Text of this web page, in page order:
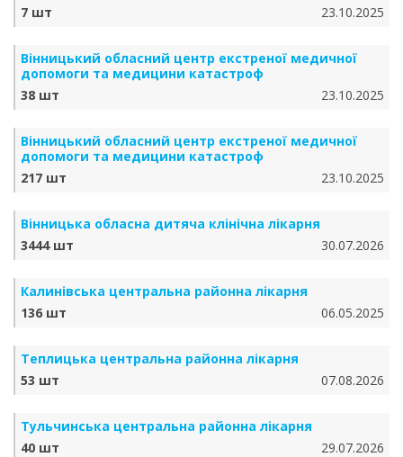
7 шт
23.10.2025
Вінницький обласний центр екстреної медичної
допомоги та медицини катастроф
38 шт
23.10.2025
Вінницький обласний центр екстреної медичної
допомоги та медицини катастроф
217 шт
23.10.2025
Вінницька обласна дитяча клінічна лікарня
3444 шт
30.07.2026
Калинівська центральна районна лікарня
136 шт
06.05.2025
Теплицька центральна районна лікарня
53 шт
07.08.2026
Тульчинська центральна районна лікарня
40 шт
29.07.2026